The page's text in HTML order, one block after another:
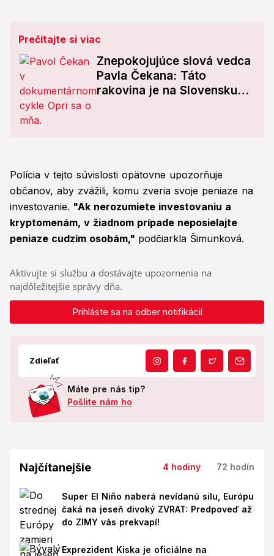
Prečítajte si viac
Znepokojujúce slová vedca
Pavla Čekana: Táto
rakovina je na Slovensku
Polícia v tejto súvislosti opätovne upozorňuje
občanov, aby zvážili, komu zveria svoje peniaze na
investovanie. "Ak nerozumiete investovaniu a
kryptomenám, v žiadnom prípade neposielajte
peniaze cudzím osobám," podčiarkla Šimunková.
Aktivujte si službu a dostávajte upozornenia na
najdôležitejšie správy dňa.
Prihláste sa na odber notifikácií
Zdieľať
Máte pre nás tip?
Pošlite nám ho
Najčítanejšie 4 hodiny 72 hodín
Super El Niño naberá nevídanú silu, Európu
čaká na jeseň divoký ZVRAT: Predpoveď až
do ZIMY vás prekvapí!
Exprezident Kiska je oficiálne na